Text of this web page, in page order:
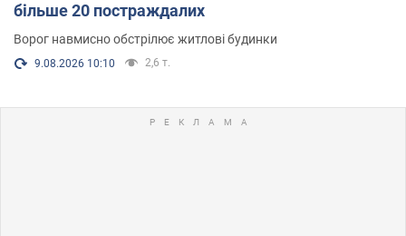
більше 20 постраждалих
Ворог навмисно обстрілює житлові будинки
9.08.2026 10:10 2,6 т.